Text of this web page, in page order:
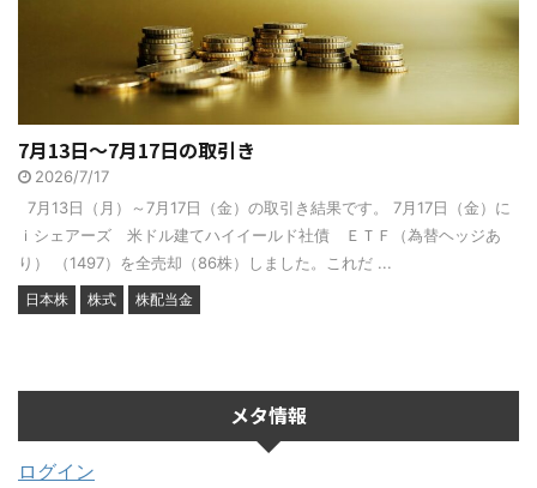
7月13日～7月17日の取引き
2026/7/17
7月13日（月）～7月17日（金）の取引き結果です。 7月17日（金）に
ｉシェアーズ 米ドル建てハイイールド社債 ＥＴＦ（為替ヘッジあ
り） （1497）を全売却（86株）しました。これだ ...
日本株 株式 株配当金
メタ情報
ログイン